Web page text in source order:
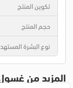
تكوين المنتج
حجم المنتج
نوع البشرة
المزيد من